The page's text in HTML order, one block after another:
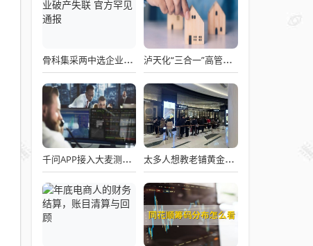
骨科集采两中选企业破产失联 官方罕见通报 泸天化“三合一”高管王斌辞职：高管变动叠加财务、业绩双重压力，公司进入阶段性调整期
千问APP接入大麦测试“一句话买电影票” 太多人想教老铺黄金怎么做生意了